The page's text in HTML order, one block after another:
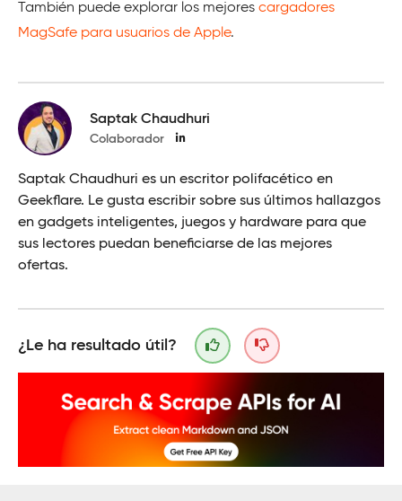
También puede explorar los mejores cargadores
MagSafe para usuarios de Apple.
Saptak Chaudhuri
Colaborador
Saptak Chaudhuri es un escritor polifacético en
Geekflare. Le gusta escribir sobre sus últimos hallazgos
en gadgets inteligentes, juegos y hardware para que
sus lectores puedan beneficiarse de las mejores
ofertas.
¿Le ha resultado útil?